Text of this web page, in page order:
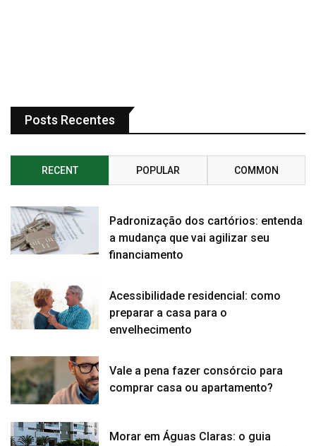
Posts Recentes
RECENT POPULAR COMMON
Padronização dos cartórios: entenda
a mudança que vai agilizar seu
financiamento
Acessibilidade residencial: como
preparar a casa para o
envelhecimento
Vale a pena fazer consórcio para
comprar casa ou apartamento?
Morar em Águas Claras: o guia